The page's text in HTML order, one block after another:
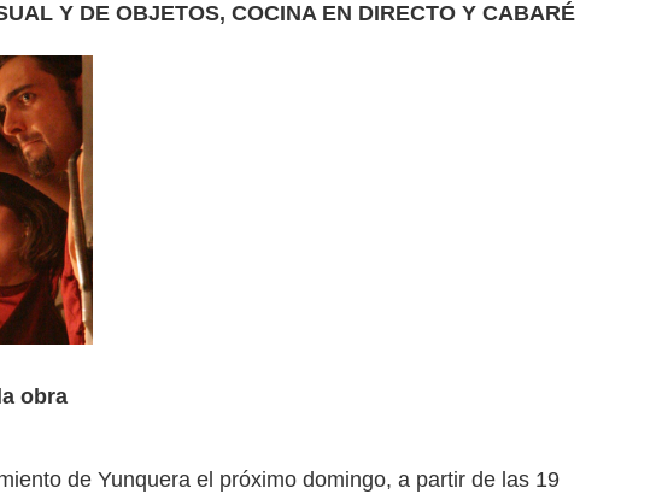
Y DE OBJETOS, COCINA EN DIRECTO Y CABARÉ
obra
de Yunquera el próximo domingo, a partir de las 19